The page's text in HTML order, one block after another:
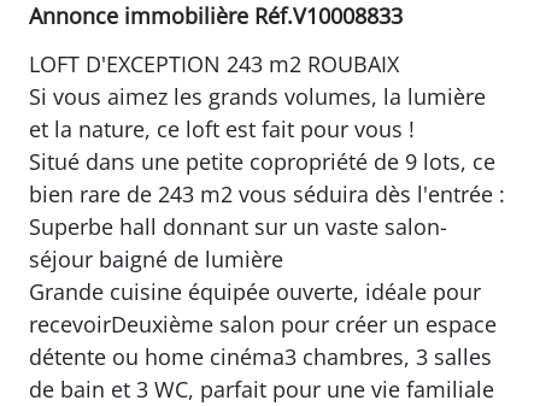
Annonce immobilière Réf.V10008833
LOFT D'EXCEPTION 243 m2 ROUBAIX
Si vous aimez les grands volumes, la lumière
et la nature, ce loft est fait pour vous !
Situé dans une petite copropriété de 9 lots, ce
bien rare de 243 m2 vous séduira dès l'entrée :
Superbe hall donnant sur un vaste salon-
séjour baigné de lumière
Grande cuisine équipée ouverte, idéale pour
recevoirDeuxième salon pour créer un espace
détente ou home cinéma3 chambres, 3 salles
de bain et 3 WC, parfait pour une vie familiale